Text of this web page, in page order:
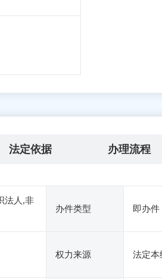
法定依据 办理流程
法人,非
办件类型 即办件
权力来源 法定本